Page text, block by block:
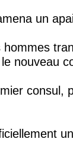
un
nouveau